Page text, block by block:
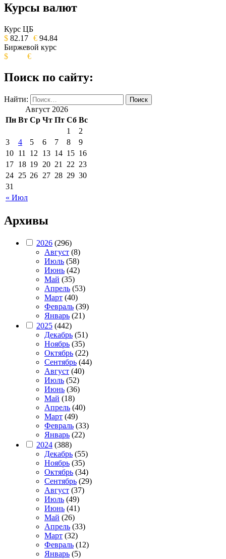
ОБЩЕСТВЕННО-ПОЛИТИЧЕСКОЕ
ИЗДАНИЕ КАМЧАТСКОГО КРАЯ.
Курсы валют
Курс ЦБ
$ 82.17 € 94.84
Биржевой курс
$
€
Поиск по сайту:
Найти:
Август 2026
Пн Вт Ср Чт Пт Сб Вс
« Июл
1
2
3
4 5 6 7 8
9
10 11 12 13 14 15 16
17 18 19 20 21 22 23
24 25 26 27 28 29 30
31
Архивы
2026 (296)
Август (8)
Июль (58)
Июнь (42)
Май (35)
Апрель (53)
Март (40)
Февраль (39)
Январь (21)
2025 (442)
Декабрь (51)
Ноябрь (35)
Октябрь (22)
Сентябрь (44)
Август (40)
Июль (52)
Июнь (36)
Май (18)
Апрель (40)
Март (49)
Февраль (33)
Январь (22)
2024 (388)
Декабрь (55)
Ноябрь (35)
Октябрь (34)
Сентябрь (29)
Август (37)
Июль (49)
Июнь (41)
Май (26)
Апрель (33)
Март (32)
Февраль (12)
Январь (5)